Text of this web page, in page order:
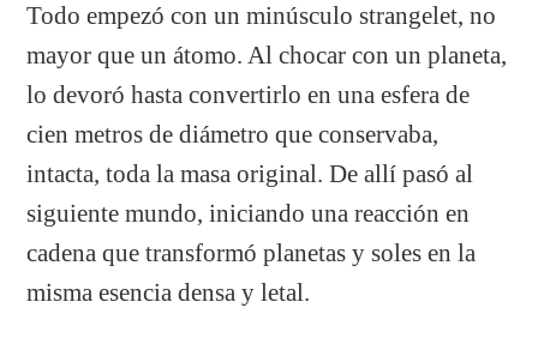
Todo empezó con un minúsculo strangelet, no
mayor que un átomo. Al chocar con un planeta,
lo devoró hasta convertirlo en una esfera de
cien metros de diámetro que conservaba,
intacta, toda la masa original. De allí pasó al
siguiente mundo, iniciando una reacción en
cadena que transformó planetas y soles en la
misma esencia densa y letal.